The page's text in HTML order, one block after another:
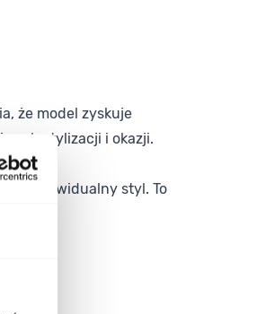
że model zyskuje
stylizacji i okazji.
indywidualny styl. To